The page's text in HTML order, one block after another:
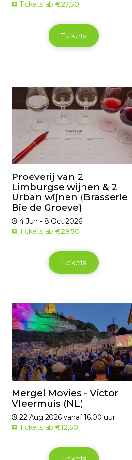
Tickets ab €27,50
Tickets
Proeverij van 2
Limburgse wijnen & 2
Urban wijnen (Brasserie
Bie de Groeve)
4 Jun - 8 Oct 2026
Tickets ab €29,50
Tickets
Mergel Movies - Victor
Vleermuis (NL)
22 Aug 2026 vanaf 16.00 uur
Tickets ab €12,50